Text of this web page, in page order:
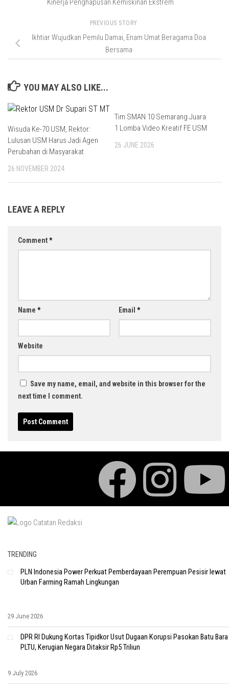
Kinerja Penghapusan Kemiskinan Ekstrem
PREVIOUS STORY
Ikhtiar Wujudkan Pemilu Damai, Enam Umat Beragama Doa
Bersama
YOU MAY ALSO LIKE...
Wisuda Ke-70 USM, Rektor:
Lulusan USM Harus Jadi Agen
Perubahan di Masyarakat
26 NOVEMBER 2024
Tim SMAN 10 Semarang Juara
1 Lomba Video Kreatif FE USM
26 JUNE 2026
LEAVE A REPLY
Comment*
Name * Email *
Website
Save my name, email, and website in this browser for the
next time I comment.
TRENDING
PLN Indonesia Power Perkuat Pemberdayaan Perempuan Pesisir lewat
Urban Farming Ramah Lingkungan
29 June 2026
DPR RI Dukung Kortas Tipidkor Usut Dugaan Korupsi Pasokan Batu Bara
PLTU, Kerugian Negara Ditaksir Rp5 Triliun
9 July 2026